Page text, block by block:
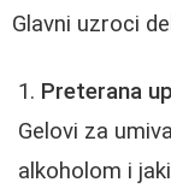
Glavni uzroci
Preterana
Gelovi za
alkoholom i